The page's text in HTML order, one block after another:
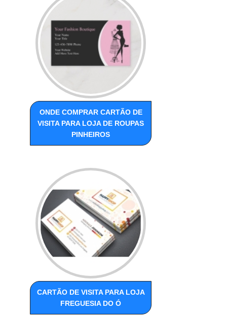
ONDE COMPRAR CARTÃO DE
VISITA PARA LOJA DE ROUPAS
PINHEIROS
CARTÃO DE VISITA PARA LOJA
FREGUESIA DO Ó